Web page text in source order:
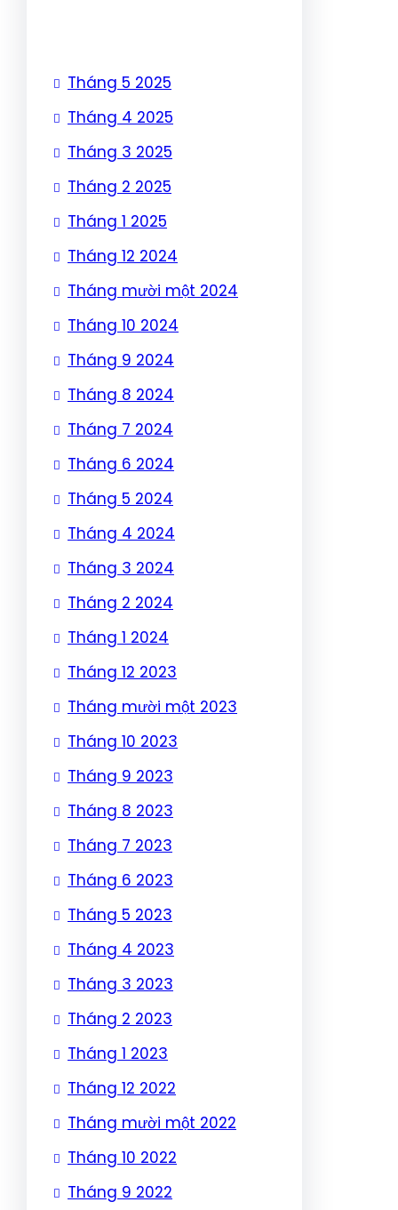
Tháng 5 2025
Tháng 4 2025
Tháng 3 2025
Tháng 2 2025
Tháng 1 2025
Tháng 12 2024
Tháng mười một 2024
Tháng 10 2024
Tháng 9 2024
Tháng 8 2024
Tháng 7 2024
Tháng 6 2024
Tháng 5 2024
Tháng 4 2024
Tháng 3 2024
Tháng 2 2024
Tháng 1 2024
Tháng 12 2023
Tháng mười một 2023
Tháng 10 2023
Tháng 9 2023
Tháng 8 2023
Tháng 7 2023
Tháng 6 2023
Tháng 5 2023
Tháng 4 2023
Tháng 3 2023
Tháng 2 2023
Tháng 1 2023
Tháng 12 2022
Tháng mười một 2022
Tháng 10 2022
Tháng 9 2022